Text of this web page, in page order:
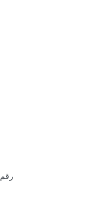
رقم 1/2016 الجزائر 3 مخبر ع.م.أ.ب.ر.إ